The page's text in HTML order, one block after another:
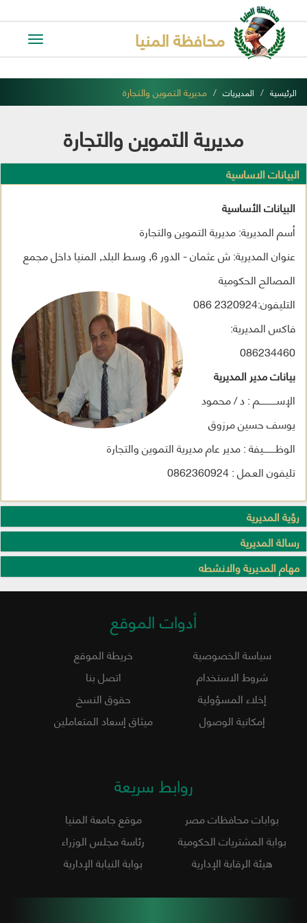
Toggle
محافظة المنيا
الرئيسية المديريات مديرية التموين والتجارة
مديرية التموين والتجارة
البيانات الاساسية
البيانات الأساسية
أسم المديرية: مديرية التموين والتجارة
عنوان المديرية: ش عثمان - الدور 6, وسط البلد, المنيا داخل مجمع
المصالح الحكومية
التليفون:2320924 086
فاكس المديرية:
086234460
بيانات مدير المديرية
الإســــــــــــم : د / محمود
يوسف حسين مرزوق
الوظـــــــــيفة : مدير عام مديرية التموين والتجارة
تليفون العـمل : 0862360924
رؤية المديرية
رسالة المديرية
مهام المديرية والانشطه
أدوات الموقع
سياسة الخصوصية
خريطة الموقع
شروط الاستخدام
اتصل بنا
إخلاء المسؤولية
حقوق النسخ
إمكانية الوصول
ميثاق إسعاد المتعاملين
روابط سريعة
بوابات محافظات مصر
موقع جامعة المنيا
بوابة المشتريات الحكومية
رئاسة مجلس الوزراء
هيئة الرقابة الإدارية
بوابة النيابة الإدارية